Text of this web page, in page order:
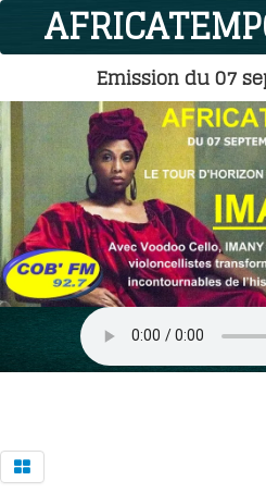
Accueil
Cob fm 92.7
L'émission
Podcasts
Emission du 07